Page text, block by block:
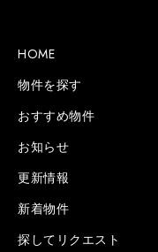
HOME
物件を探す
おすすめ物件
お知らせ
更新情報
新着物件
探してリクエスト